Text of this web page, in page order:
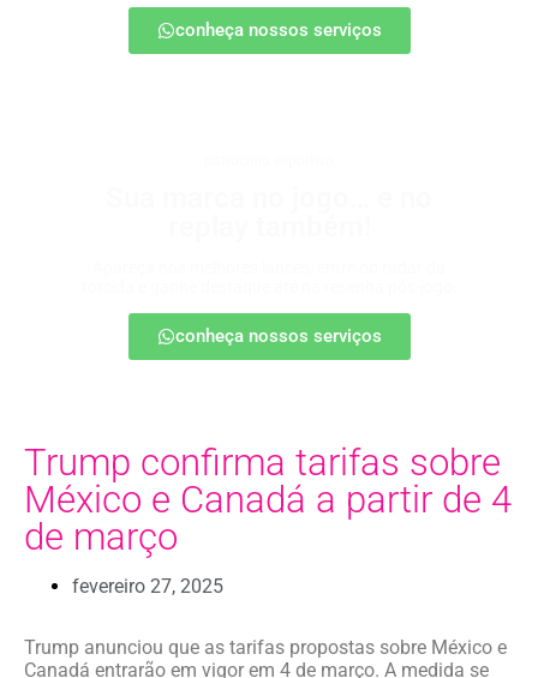
conheça nossos serviços
conheça nossos serviços
Trump confirma tarifas sobre
México e Canadá a partir de 4
de março
fevereiro 27, 2025
Trump anunciou que as tarifas propostas sobre México e
Canadá entrarão em vigor em 4 de março. A medida se